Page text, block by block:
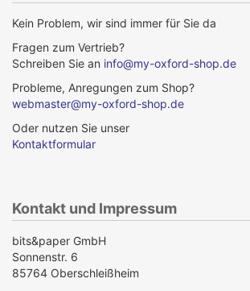
Kein Problem, wir sind immer für Sie da
Fragen zum Vertrieb?
Schreiben Sie an info@my-oxford-shop.de
Probleme, Anregungen zum Shop?
webmaster@my-oxford-shop.de
Oder nutzen Sie unser
Kontaktformular
Kontakt und Impressum
bits&paper GmbH
Sonnenstr. 6
85764 Oberschleißheim